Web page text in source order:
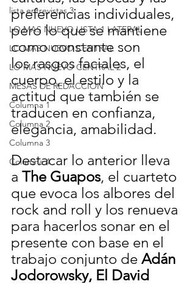
lista entrevistas 3
LO MAS NUEVO LISTA 1 LATERAL
LO MAS NUEVO CENTRAL
LO MAS NUEVO CENTRAL 2
MESAS DE REDACCION
Columna 1
Columna 2
Columna 3
Columna 4
preferencias individuales,
pero lo que se mantiene
como constante son
los rasgos faciales, el
cuerpo, el estilo y la
actitud que también se
traducen en confianza,
elegancia, amabilidad.
Destacar lo anterior lleva
a The Guapos, el cuarteto
que evoca los albores del
rock and roll y los renueva
para hacerlos sonar en el
presente con base en el
trabajo conjunto de Adán
Jodorowsky, El David